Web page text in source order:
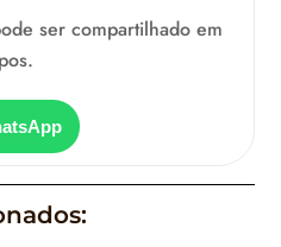
ser compartilhado em